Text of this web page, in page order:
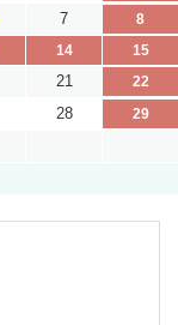
7
8
14
15
21
22
28
29